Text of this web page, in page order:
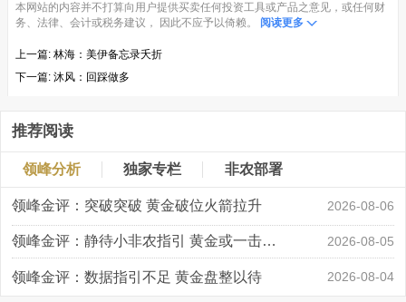
本网站的内容并不打算向用户提供买卖任何投资工具或产品之意见，或任何财
务、法律、会计或税务建议， 因此不应予以倚赖。
阅读更多
上一篇: 林海：美伊备忘录夭折
下一篇: 沐风：回踩做多
推荐阅读
领峰分析 独家专栏 非农部署
领峰金评：突破突破 黄金破位火箭拉升 2026-08-06
领峰金评：静待小非农指引 黄金或一击破局 2026-08-05
领峰金评：数据指引不足 黄金盘整以待 2026-08-04